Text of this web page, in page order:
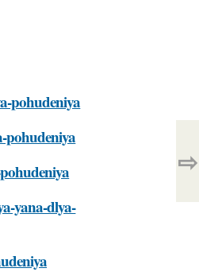
pohudeniya
pohudeniya
yana-dlya-
⇨